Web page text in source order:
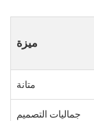
ميزة
متانة
جماليات التصميم